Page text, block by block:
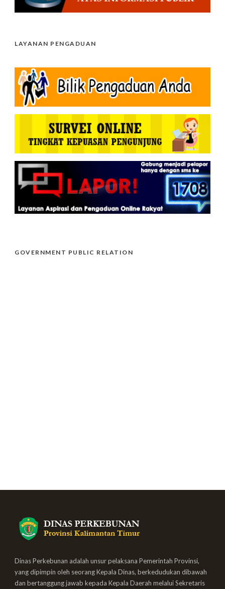
LAYANAN PENGADUAN
GOVERNMENT PUBLIC RELATION
Dinas Perkebunan adalah unsur pelaksana Pemerintah Provinsi,
yang dipimpin oleh seorang Kepala Dinas, berkedudukan dibawah
dan bertanggung jawab kepada Kepala Daerah melalui Sekretaris